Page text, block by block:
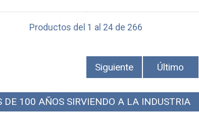
Productos del 1 al 24 de 266
Siguiente Último
DE 100 AÑOS SIRVIENDO A LA INDUSTRIA